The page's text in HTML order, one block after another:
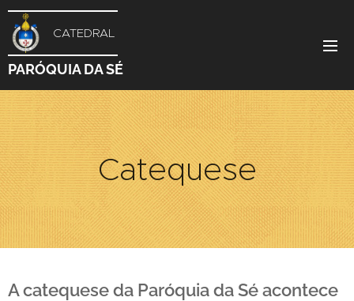
CATEDRAL
PARÓQUIA DA SÉ
Catequese
A catequese da Paróquia da Sé acontece